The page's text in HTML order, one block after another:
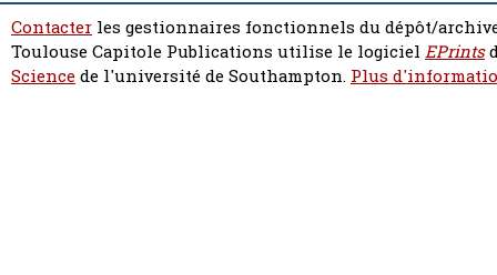
Contacter les gestionnaires fonctionnels du dépôt/
Toulouse Capitole Publications utilise le logiciel EPrints
Sciencede l'université de Southampton. Plus